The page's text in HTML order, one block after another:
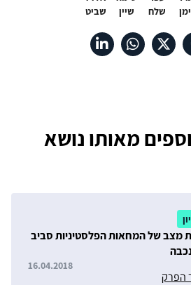
שלח
שיין
שביט
מאותו נושא
מצב של המחאות הפלסטיניות סביב
הפרק
16.04.2018